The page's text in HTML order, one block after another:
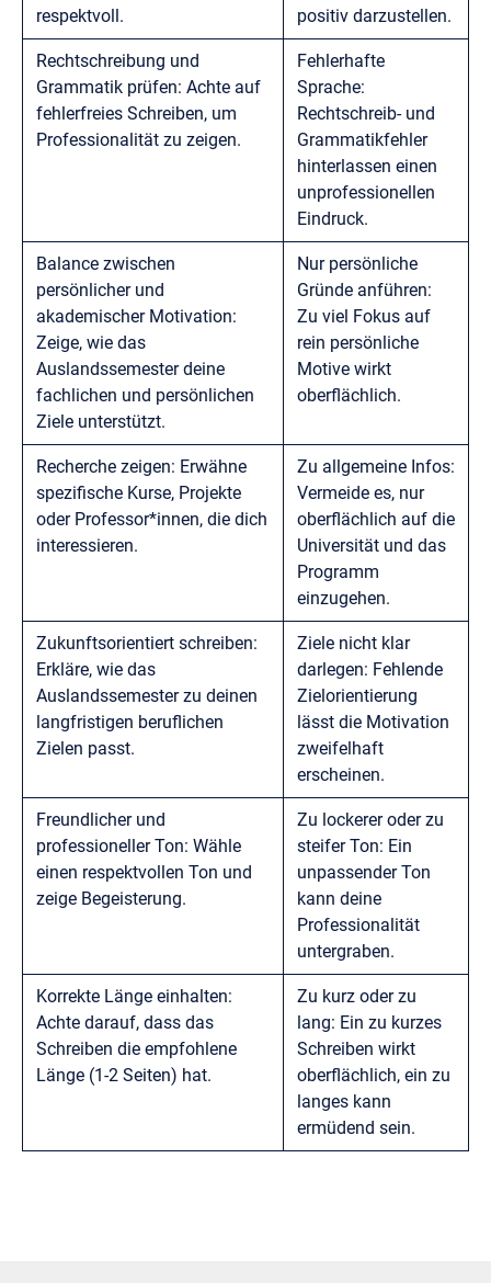
respektvoll.
positiv darzustellen.
Rechtschreibung und
Grammatik prüfen: Achte auf
fehlerfreies Schreiben, um
Professionalität zu zeigen.
Fehlerhafte
Sprache:
Rechtschreib- und
Grammatikfehler
hinterlassen einen
unprofessionellen
Eindruck.
Balance zwischen
persönlicher und
akademischer Motivation:
Zeige, wie das
Auslandssemester deine
fachlichen und persönlichen
Ziele unterstützt.
Nur persönliche
Gründe anführen:
Zu viel Fokus auf
rein persönliche
Motive wirkt
oberflächlich.
Recherche zeigen: Erwähne
spezifische Kurse, Projekte
oder Professor*innen, die dich
interessieren.
Zu allgemeine Infos:
Vermeide es, nur
oberflächlich auf die
Universität und das
Programm
einzugehen.
Zukunftsorientiert schreiben:
Erkläre, wie das
Auslandssemester zu deinen
langfristigen beruflichen
Zielen passt.
Ziele nicht klar
darlegen: Fehlende
Zielorientierung
lässt die Motivation
zweifelhaft
erscheinen.
Freundlicher und
professioneller Ton: Wähle
einen respektvollen Ton und
zeige Begeisterung.
Zu lockerer oder zu
steifer Ton: Ein
unpassender Ton
kann deine
Professionalität
untergraben.
Korrekte Länge einhalten:
Achte darauf, dass das
Schreiben die empfohlene
Länge (1-2 Seiten) hat.
Zu kurz oder zu
lang: Ein zu kurzes
Schreiben wirkt
oberflächlich, ein zu
langes kann
ermüdend sein.